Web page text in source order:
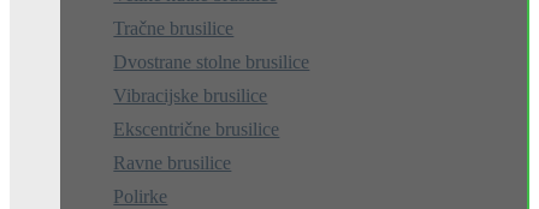
Tračne brusilice
Dvostrane stolne brusilice
Vibracijske brusilice
Ekscentrične brusilice
Ravne brusilice
Polirke